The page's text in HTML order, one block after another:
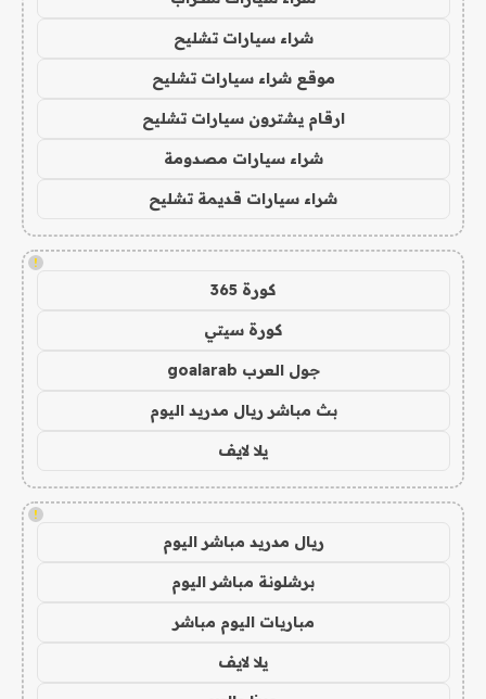
شراء سيارات تشليح
موقع شراء سيارات تشليح
ارقام يشترون سيارات تشليح
شراء سيارات مصدومة
شراء سيارات قديمة تشليح
!
كورة 365
كورة سيتي
جول العرب goalarab
بث مباشر ريال مدريد اليوم
يلا لايف
!
ريال مدريد مباشر اليوم
برشلونة مباشر اليوم
مباريات اليوم مباشر
يلا لايف